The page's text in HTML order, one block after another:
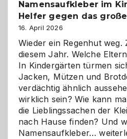
Namensaufkleber im
Helfer gegen das
16. April 2026
Wieder ein Regenhut weg.
diesem Jahr. Welche
In Kindergärten türmen
Jacken, Mützen und
verdächtig ähnlich
wirklich sein? Wie kann
die Lieblingssachen der
nach Hause finden? Und
Namensaufkleber…